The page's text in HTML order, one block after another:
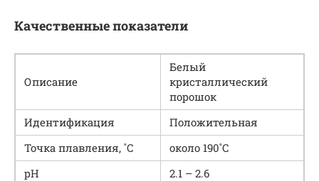
Качественные показатели
Описание
Белый
кристаллический
порошок
Идентификация
Положительная
Точка плавления, ˚С
около 190˚С
рН
2.1 – 2.6